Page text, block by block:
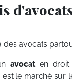
des avocats
avocat en droit
est le marché